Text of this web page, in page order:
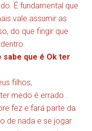
É fundamental que
vale assumir as
do que fingir que
sabe que é Ok ter
filhos,
medo é errado .
fez e fará parte da
de nada e se jogar